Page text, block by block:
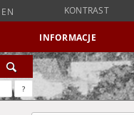
EN KONTRAST
INFORMACJE
?